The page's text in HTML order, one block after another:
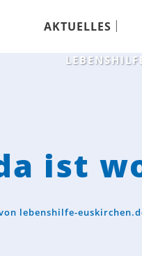
AKTUELLES
ist
lebenshilfe-